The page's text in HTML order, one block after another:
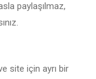
paylaşılmaz,
site için ayrı bir